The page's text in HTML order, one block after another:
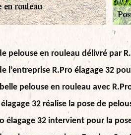
pelouse en rouleau délivré par
l’entreprise R.Pro élagage 32
pelouse en rouleau avec
élagage 32 réalise la pose de
élagage 32 intervient pour la